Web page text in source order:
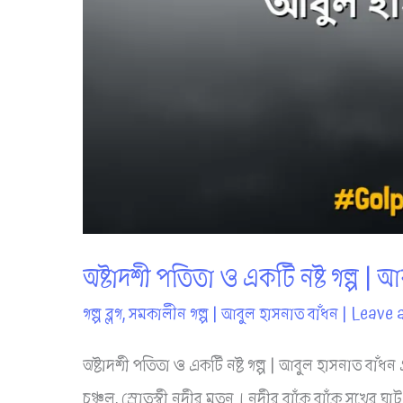
অষ্টাদশী পতিতা ও একটি নষ্ট গল্প |
গল্প ব্লগ,সমকালীন গল্প|আবুল হাসনাত বাঁধন| Leave
অষ্টাদশী পতিতা ও একটি নষ্ট গল্প | আবুল হাসনাত